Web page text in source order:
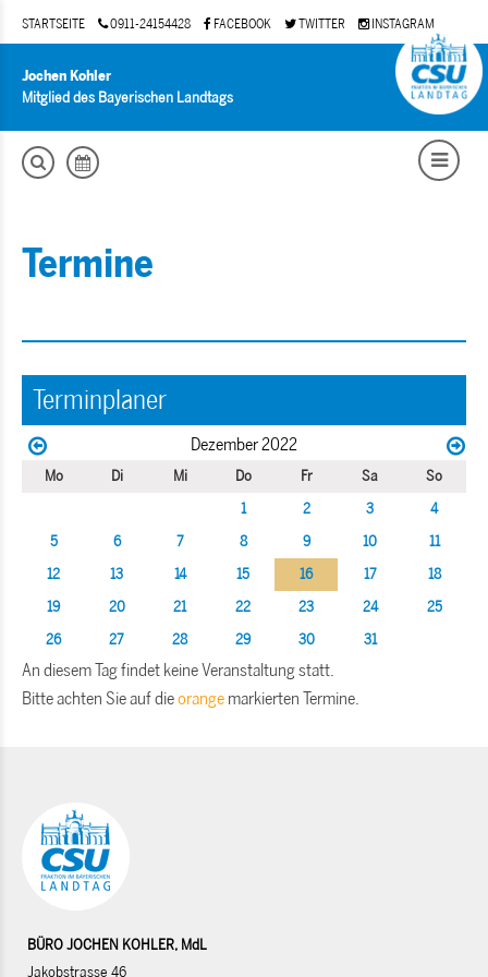
STARTSEITE 0911-24154428 FACEBOOK TWITTER INSTAGRAM
Jochen Kohler
Mitglied des Bayerischen Landtags
Termine
Terminplaner
Dezember 2022
Mo Di Mi Do Fr Sa
So
1
2 3
4
5
6 7 8 9 10
11
12
13 14 15 16 17
18
19
20 21 22 23 24
25
26
27 28 29 30 31
An diesem Tag findet keine Veranstaltung statt.
Bitte achten Sie auf dieorange markierten Termine.
BÜRO JOCHEN KOHLER, MdL
Jakobstrasse 46